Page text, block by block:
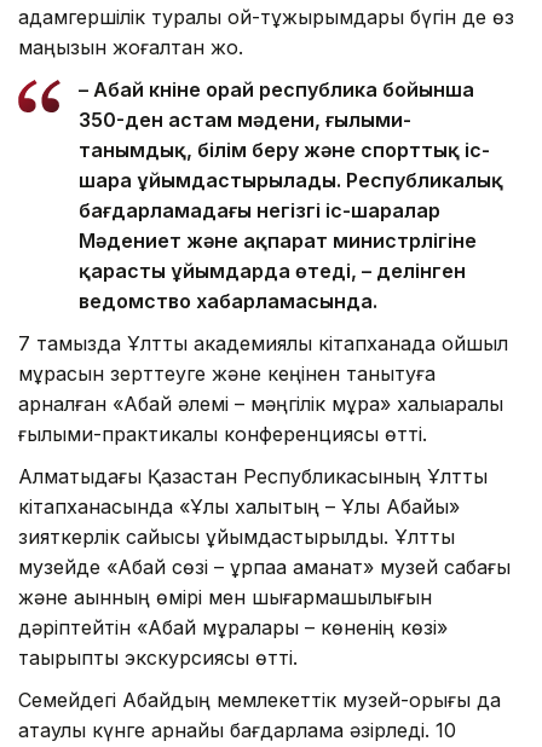
адамгершілік туралы ой-тұжырымдары бүгін де өз
маңызын жоғалтқан жоқ.
– Абай күніне орай республика бойынша
350-ден астам мәдени, ғылыми-
танымдық, білім беру және спорттық іс-
шара ұйымдастырылады. Республикалық
бағдарламадағы негізгі іс-шаралар
Мәдениет және ақпарат министрлігіне
қарасты ұйымдарда өтеді, – делінген
ведомство хабарламасында.
7 тамызда Ұлттық академиялық кітапханада ойшыл
мұрасын зерттеуге және кеңінен танытуға
арналған «Абай әлемі – мәңгілік мұра» халықаралық
ғылыми-практикалық конференциясы өтті.
Алматыдағы Қазақстан Республикасының Ұлттық
кітапханасында «Ұлы халықтың – Ұлы Абайы»
зияткерлік сайысы ұйымдастырылды. Ұлттық
музейде «Абай сөзі – ұрпаққа аманат» музей сабағы
және ақынның өмірі мен шығармашылығын
дәріптейтін «Абай мұралары – көненің көзі»
тақырыптық экскурсиясы өтті.
Семейдегі Абайдың мемлекеттік музей-қорығы да
атаулы күнге арнайы бағдарлама әзірледі. 10